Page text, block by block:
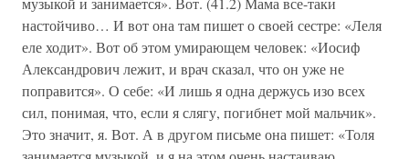
настойчиво… И вот она там пишет о своей сестре: «Леля
еле ходит». Вот об этом умирающем человек: «Иосиф
Александрович лежит, и врач сказал, что он уже не
поправится». О себе: «И лишь я одна держусь изо всех
сил, понимая, что, если я слягу, погибнет мой мальчик».
Это значит, я. Вот. А в другом письме она пишет: «Толя